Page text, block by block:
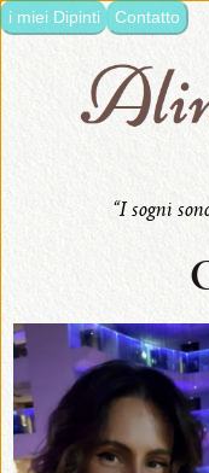
lingua:
Italiano
English
•
i
miei
i miei Dipinti Contatto
“I sogni